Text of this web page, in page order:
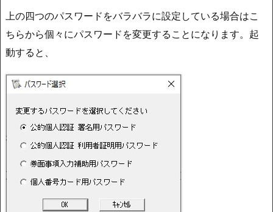
上の四つのパスワードをバラバラに設定している場合はこ
ちらから個々にパスワードを変更することになります。起
動すると、